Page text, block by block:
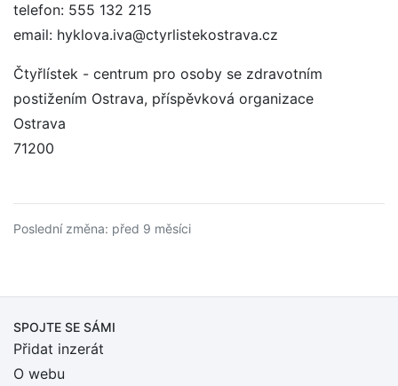
telefon: 555 132 215
email: hyklova.iva@ctyrlistekostrava.cz
Čtyřlístek - centrum pro osoby se zdravotním
postižením Ostrava, příspěvková organizace
Ostrava
71200
Poslední změna: před 9 měsíci
SPOJTE SE SÁMI
Přidat inzerát
O webu